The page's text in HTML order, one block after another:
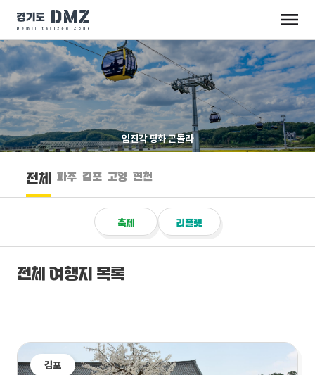
임진각 평화 곤돌라
전체 파주 김포 고양 연천
축제 리플렛
전체 여행지 목록
김포